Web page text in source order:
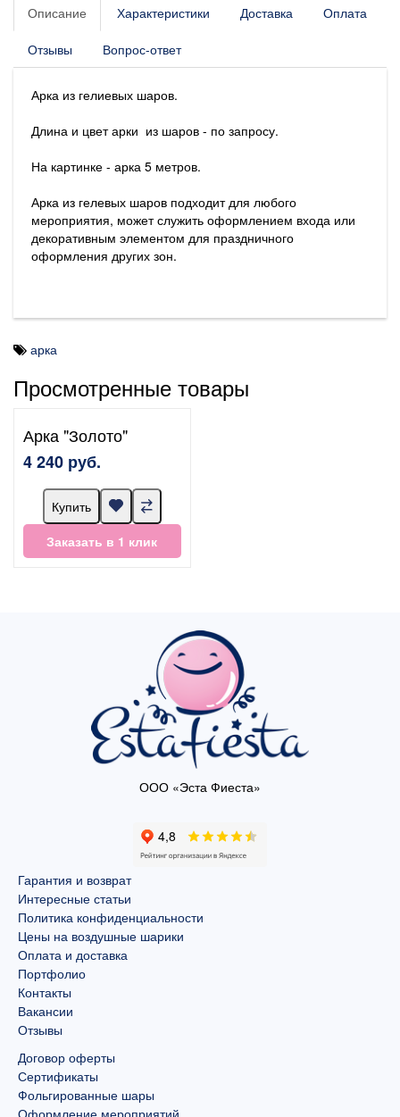
Описание Характеристики Доставка Оплата
Отзывы Вопрос-ответ
Арка из гелиевых шаров.
Длина и цвет арки из шаров - по запросу.
На картинке - арка 5 метров.
Арка из гелевых шаров подходит для любого
мероприятия, может служить оформлением входа или
декоративным элементом для праздничного
оформления других зон.
арка
Просмотренные товары
Арка "Золото"
4 240 руб.
Купить
Заказать в 1 клик
ООО «Эста Фиеста»
Гарантия и возврат
Интересные статьи
Политика конфиденциальности
Цены на воздушные шарики
Оплата и доставка
Портфолио
Контакты
Вакансии
Отзывы
Договор оферты
Сертификаты
Фольгированные шары